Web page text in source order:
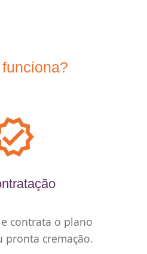
contrata o plano
pronta cremação.